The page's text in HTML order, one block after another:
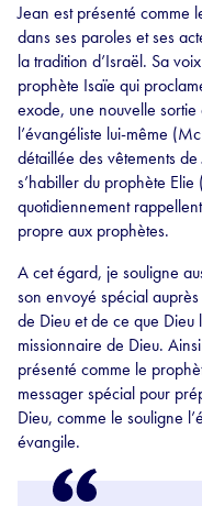
Jean est présenté comme
dans ses paroles et ses
la tradition d’Israël. Sa
prophète Isaïe qui
exode, une nouvelle sortie
l’évangéliste lui-même
détaillée des vêtements
s’habiller du prophète
quotidiennement
propre aux prophètes.
A cet égard, je souligne
son envoyé spécial
de Dieu et de ce que Dieu
missionnaire de Dieu.
présenté comme le
messager spécial pour
Dieu, comme le souligne
évangile.